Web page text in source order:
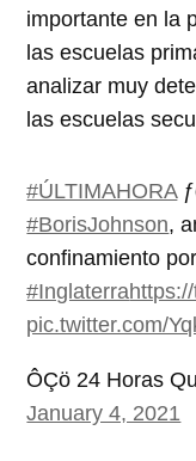
importante en la
las escuelas
analizar muy
las escuelas
#ÚLTIMAHORA
#BorisJohnson,
confinamiento
#Inglaterra
pic.twitter.com/
ÔÇö 24 Horas
January 4, 2021